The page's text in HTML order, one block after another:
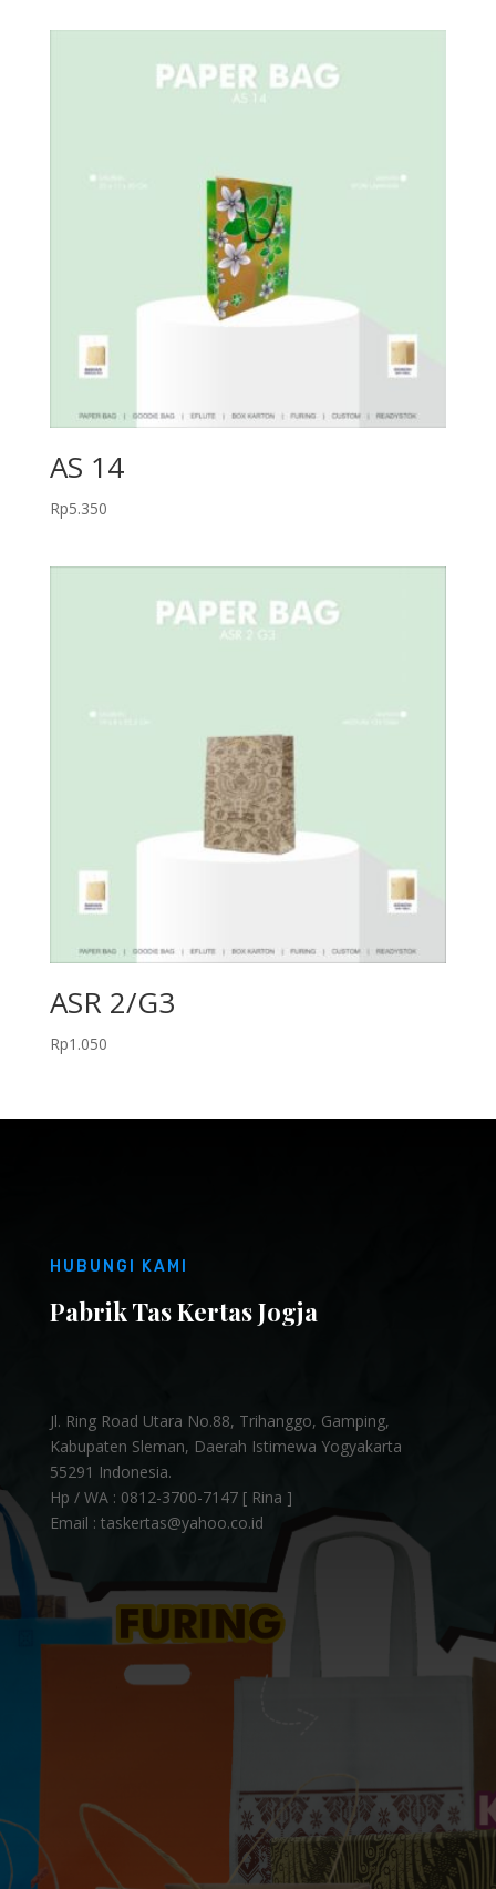
AS 14
Rp5.350
ASR 2/G3
Rp1.050
HUBUNGI KAMI
Pabrik Tas Kertas Jogja
Jl. Ring Road Utara No.88, Trihanggo, Gamping,
Kabupaten Sleman, Daerah Istimewa Yogyakarta
55291 Indonesia.
Hp / WA : 0812-3700-7147 [ Rina ]
Email : taskertas@yahoo.co.id